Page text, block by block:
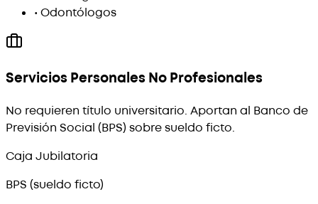
• Odontólogos
Servicios Personales No Profesionales
No requieren título universitario. Aportan al Banco de
Previsión Social (BPS) sobre sueldo ficto.
Caja Jubilatoria
BPS (sueldo ficto)